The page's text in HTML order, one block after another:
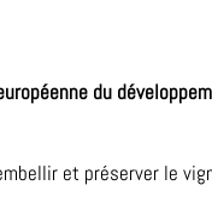
du
et préserver le